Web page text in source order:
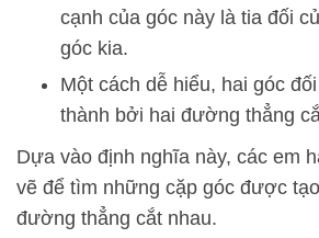
cạnh của góc này là tia đối
góc kia.
Một cách dễ hiểu, hai góc
thành bởi hai đường thẳng
Dựa vào định nghĩa này, các em
vẽ để tìm những cặp góc được
đường thẳng cắt nhau.